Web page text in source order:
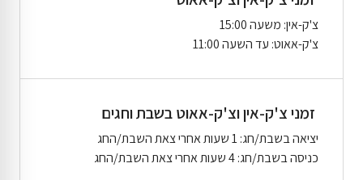
צ'ק-אין: משעה 15:00
צ'ק-אאוט: עד השעה 11:00
זמני צ'ק-אין וצ'ק-אאוט בשבת וחגים
יציאה בשבת/חג: 1 שעות אחרי צאת השבת/החג
כניסה בשבת/חג: 4 שעות אחרי צאת השבת/החג